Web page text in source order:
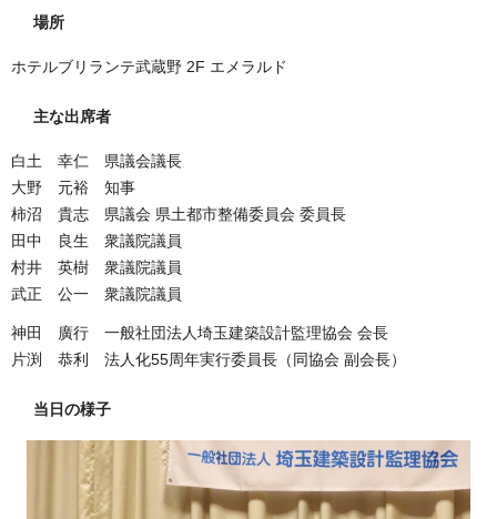
場所
ホテルブリランテ武蔵野 2F エメラルド
主な出席者
白土 幸仁 県議会議長
大野 元裕 知事
柿沼 貴志 県議会 県土都市整備委員会 委員長
田中 良生 衆議院議員
村井 英樹 衆議院議員
武正 公一 衆議院議員
神田 廣行 一般社団法人埼玉建築設計監理協会 会長
片渕 恭利 法人化55周年実行委員長（同協会 副会長）
当日の様子